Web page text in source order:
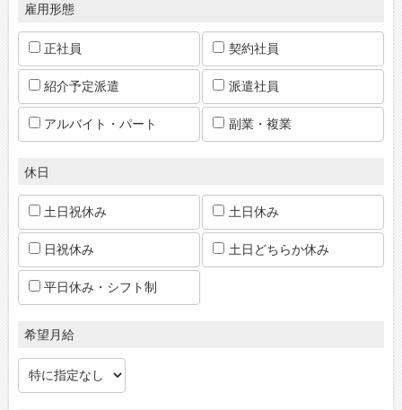
会社概要
お問い合わせ
よくあるご質問
雇用形態
正社員 契約社員
紹介予定派遣 派遣社員
アルバイト・パート 副業・複業
休日
土日祝休み 土日休み
日祝休み 土日どちらか休み
平日休み・シフト制
希望月給